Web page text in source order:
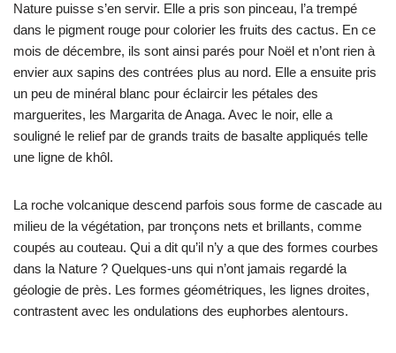
Nature puisse s’en servir. Elle a pris son pinceau, l’a trempé
dans le pigment rouge pour colorier les fruits des cactus. En ce
mois de décembre, ils sont ainsi parés pour Noël et n’ont rien à
envier aux sapins des contrées plus au nord. Elle a ensuite pris
un peu de minéral blanc pour éclaircir les pétales des
marguerites, les Margarita de Anaga. Avec le noir, elle a
souligné le relief par de grands traits de basalte appliqués telle
une ligne de khôl.
La roche volcanique descend parfois sous forme de cascade au
milieu de la végétation, par tronçons nets et brillants, comme
coupés au couteau. Qui a dit qu’il n’y a que des formes courbes
dans la Nature ? Quelques-uns qui n’ont jamais regardé la
géologie de près. Les formes géométriques, les lignes droites,
contrastent avec les ondulations des euphorbes alentours.